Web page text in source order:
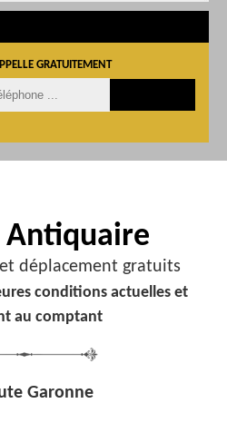
GRATUITEMENT
Antiquaire
déplacement gratuits
conditions actuelles et
au comptant
Garonne